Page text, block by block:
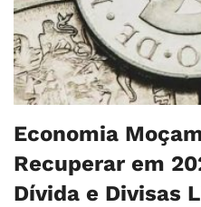
Economia
Recuperar em
Dívida e Divisas